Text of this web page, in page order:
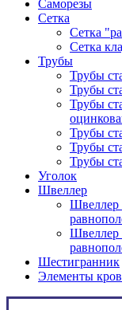
Саморезы
Сетка
Сетка
Сетка
Трубы
Трубы
Трубы
Трубы
Трубы
Трубы
Трубы
Уголок
Швеллер
Швеллер
Швеллер
Шестигранник
Элементы